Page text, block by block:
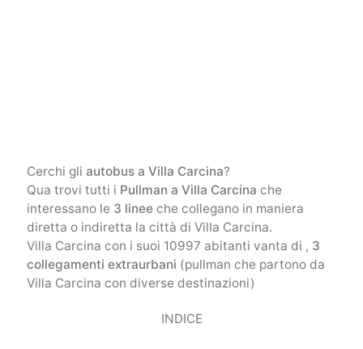
Cerchi gli autobus a Villa Carcina?
Qua trovi tutti i Pullman a Villa Carcina che
interessano le 3 lineeche collegano in maniera
diretta o indiretta la città di Villa Carcina.
Villa Carcina con i suoi 10997 abitanti vanta di , 3
collegamenti extraurbani (pullman che partono da
Villa Carcina con diverse destinazioni)
INDICE